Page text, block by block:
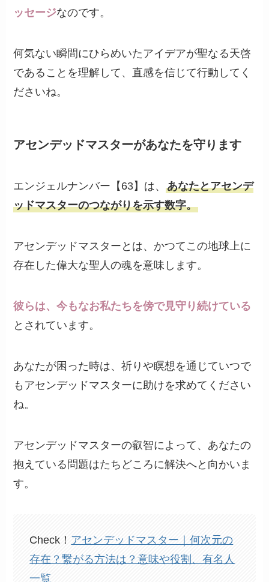
ッセージなのです。
何気ない瞬間にひらめいたアイデアが聖なる天啓
であることを理解して、直感を信じて行動してく
ださいね。
アセンデッドマスターがあなたを守ります
エンジェルナンバー【63】は、あなたとアセンデ
ッドマスターのつながりを示す数字。
アセンデッドマスターとは、かつてこの地球上に
存在した偉大な聖人の魂を意味します。
彼らは、今もなお私たちを傍で見守り続けている
とされています。
あなたが困った時は、祈りや瞑想を通じていつで
もアセンデッドマスターに助けを求めてください
ね。
アセンデッドマスターの叡智によって、あなたの
抱えている問題はたちどころに解決へと向かいま
す。
Check！ アセンデッドマスター｜何次元の
存在？繋がる方法は？意味や役割、有名人
一覧